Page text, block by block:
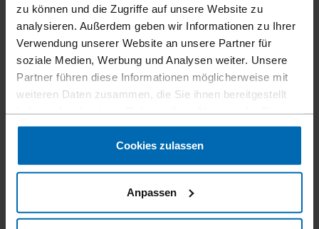
zu können und die Zugriffe auf unsere Website zu
analysieren. Außerdem geben wir Informationen zu Ihrer
Verwendung unserer Website an unsere Partner für
soziale Medien, Werbung und Analysen weiter. Unsere
Partner führen diese Informationen möglicherweise mit
weiteren Daten zusammen, die Sie ihnen bereitgestellt
gesammelt haben.
Cookies zulassen
Anpassen
Klassiker unter den magazinierten Nägeln, speziell für
Anwendungen im konstruktiven Holzbau perfekt
geeignet. BECK verfügt über mehrere passende FASCO®
Geräte zur Verarbeitung, welche allesamt durch ihre
Robustheit und Zuverlässigkeit überzeugen.
Papier Streifen
20°